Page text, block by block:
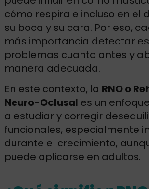
cómo respira e incluso en el
su boca y su cara. Por eso,
más importancia detectar
problemas cuanto antes y
manera adecuada.
En este contexto, la RNO o
Neuro-Oclusal es un
a estudiar y corregir
funcionales, especialmente
durante el crecimiento,
puede aplicarse en adultos.